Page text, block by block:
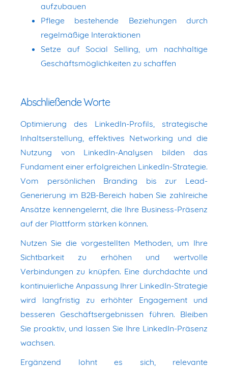
aufzubauen
Pflege bestehende Beziehungen durch
regelmäßige Interaktionen
Setze auf Social Selling, um nachhaltige
Geschäftsmöglichkeiten zu schaffen
Abschließende Worte
Optimierung des LinkedIn-Profils, strategische
Inhaltserstellung, effektives Networking und die
Nutzung von LinkedIn-Analysen bilden das
Fundament einer erfolgreichen LinkedIn-Strategie.
Vom persönlichen Branding bis zur Lead-
Generierung im B2B-Bereich haben Sie zahlreiche
Ansätze kennengelernt, die Ihre Business-Präsenz
auf der Plattform stärken können.
Nutzen Sie die vorgestellten Methoden, um Ihre
Sichtbarkeit zu erhöhen und wertvolle
Verbindungen zu knüpfen. Eine durchdachte und
kontinuierliche Anpassung Ihrer LinkedIn-Strategie
wird langfristig zu erhöhter Engagement und
besseren Geschäftsergebnissen führen. Bleiben
Sie proaktiv, und lassen Sie Ihre LinkedIn-Präsenz
wachsen.
Ergänzend lohnt es sich, relevante